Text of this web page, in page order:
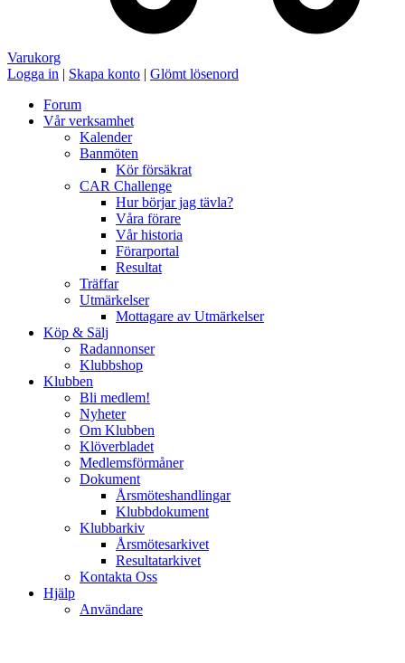
Varukorg
Logga in | Skapa konto | Glömt lösenord
Forum
Vår verksamhet
Kalender
Banmöten
Kör försäkrat
CAR Challenge
Hur börjar jag tävla?
Våra förare
Vår historia
Förarportal
Resultat
Träffar
Utmärkelser
Mottagare av Utmärkelser
Köp & Sälj
Radannonser
Klubbshop
Klubben
Bli medlem!
Nyheter
Om Klubben
Klöverbladet
Medlemsförmåner
Dokument
Årsmöteshandlingar
Klubbdokument
Klubbarkiv
Årsmötesarkivet
Resultatarkivet
Kontakta Oss
Hjälp
Användare